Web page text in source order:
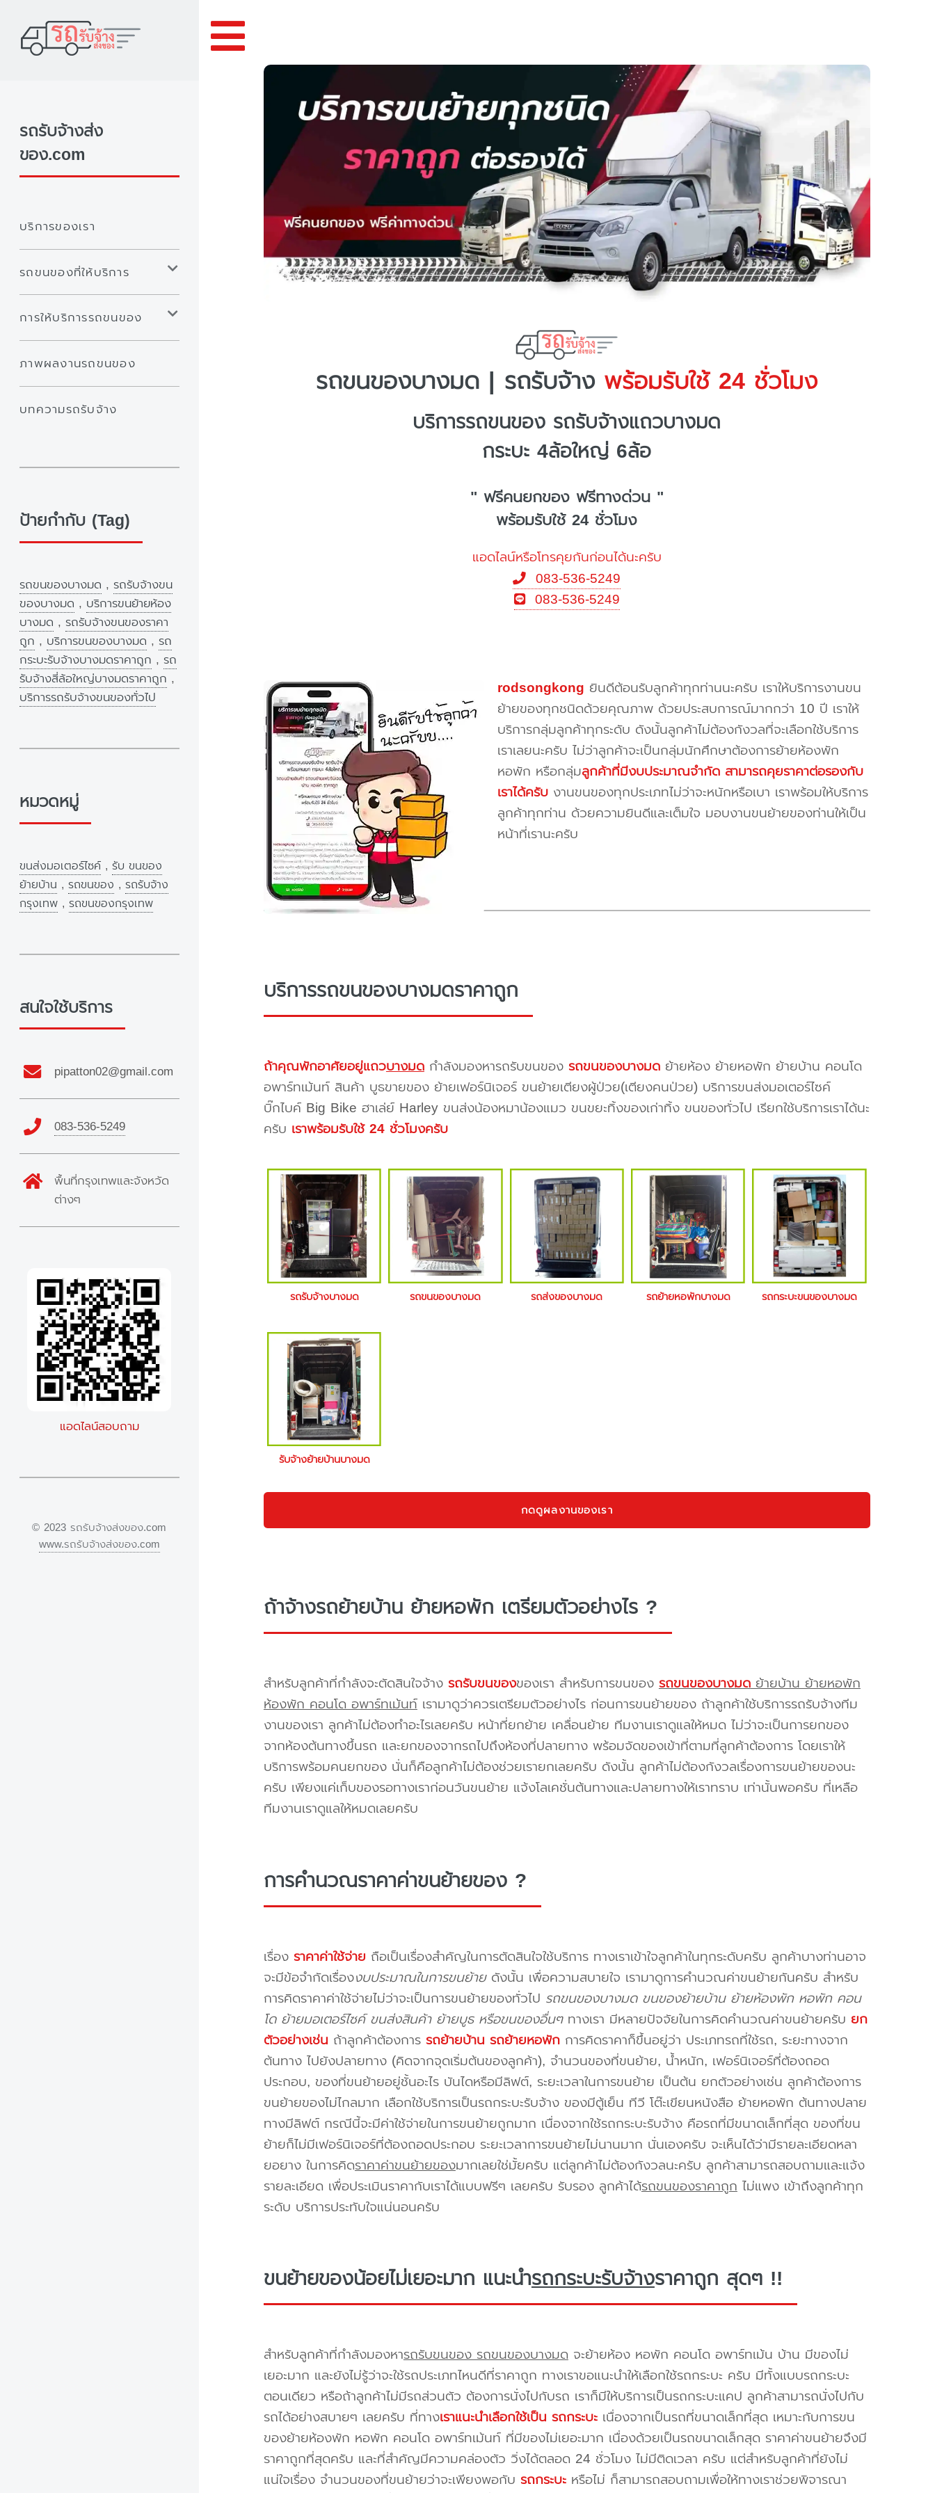
รถขนของบางมด | รถรับจ้าง พร้อมรับใช้ 24 ชั่วโมง
บริการรถขนของ รถรับจ้างแถวบางมด
กระบะ 4ล้อใหญ่ 6ล้อ
" ฟรีคนยกของ ฟรีทางด่วน "
พร้อมรับใช้ 24 ชั่วโมง
แอดไลน์หรือโทรคุยกันก่อนได้นะครับ
083-536-5249
083-536-5249
rodsongkong ยินดีต้อนรับลูกค้าทุกท่านนะครับ เราให้บริการงานขน
ย้ายของทุกชนิดด้วยคุณภาพ ด้วยประสบการณ์มากกว่า 10 ปี เราให้
บริการกลุ่มลูกค้าทุกระดับ ดังนั้นลูกค้าไม่ต้องกังวลที่จะเลือกใช้บริการ
เราเลยนะครับ ไม่ว่าลูกค้าจะเป็นกลุ่มนักศึกษาต้องการย้ายห้องพัก
หอพัก หรือกลุ่มลูกค้าที่มีงบประมาณจำกัด สามารถคุยราคาต่อรองกับ
เราได้ครับงานขนของทุกประเภทไม่ว่าจะหนักหรือเบา เราพร้อมให้บริการ
ลูกค้าทุกท่าน ด้วยความยินดีและเต็มใจ มอบงานขนย้ายของท่านให้เป็น
หน้าที่เรานะครับ
บริการรถขนของบางมดราคาถูก
ถ้าคุณพักอาศัยอยู่แถวบางมดกำลังมองหารถรับขนของ รถขนของบางมดย้ายห้อง ย้ายหอพัก ย้ายบ้าน คอนโด
อพาร์ทเม้นท์ สินค้า บูธขายของ ย้ายเฟอร์นิเจอร์ ขนย้ายเตียงผู้ป่วย(เตียงคนป่วย) บริการขนส่งมอเตอร์ไซค์
บิ๊กไบค์ Big Bike ฮาเล่ย์ Harley ขนส่งน้องหมาน้องแมว ขนขยะทิ้งของเก่าทิ้ง ขนของทั่วไป เรียกใช้บริการเราได้นะ
ครับ เราพร้อมรับใช้ 24 ชั่วโมงครับ
รถรับจ้างบางมด รถขนของบางมด รถส่งของบางมด รถย้ายหอพักบางมด รถกระบะขนของบางมด
รับจ้างย้ายบ้านบางมด
กดดูผลงานของเรา
ถ้าจ้างรถย้ายบ้าน ย้ายหอพัก เตรียมตัวอย่างไร ?
สำหรับลูกค้าที่กำลังจะตัดสินใจจ้าง รถรับขนของของเรา สำหรับการขนของ รถขนของบางมดย้ายบ้าน ย้ายหอพัก
ห้องพัก คอนโด อพาร์ทเม้นท์เรามาดูว่าควรเตรียมตัวอย่างไร ก่อนการขนย้ายของ ถ้าลูกค้าใช้บริการรถรับจ้างทีม
งานของเรา ลูกค้าไม่ต้องทำอะไรเลยครับ หน้าที่ยกย้าย เคลื่อนย้าย ทีมงานเราดูแลให้หมด ไม่ว่าจะเป็นการยกของ
จากห้องต้นทางขึ้นรถ และยกของจากรถไปถึงห้องที่ปลายทาง พร้อมจัดของเข้าที่ตามที่ลูกค้าต้องการ โดยเราให้
บริการพร้อมคนยกของ นั่นก็คือลูกค้าไม่ต้องช่วยเรายกเลยครับ ดังนั้น ลูกค้าไม่ต้องกังวลเรื่องการขนย้ายของนะ
ครับ เพียงแค่เก็บของรอทางเราก่อนวันขนย้าย แจ้งโลเคชั่นต้นทางและปลายทางให้เราทราบ เท่านั้นพอครับ ที่เหลือ
ทีมงานเราดูแลให้หมดเลยครับ
การคำนวณราคาค่าขนย้ายของ ?
เรื่อง ราคาค่าใช้จ่าย ถือเป็นเรื่องสำคัญในการตัดสินใจใช้บริการ ทางเราเข้าใจลูกค้าในทุกระดับครับ ลูกค้าบางท่านอาจ
จะมีข้อจำกัดเรื่องงบประมาณในการขนย้ายดังนั้น เพื่อความสบายใจ เรามาดูการคำนวณค่าขนย้ายกันครับ สำหรับ
การคิดราคาค่าใช้จ่ายไม่ว่าจะเป็นการขนย้ายของทั่วไป รถขนของบางมด ขนของย้ายบ้าน ย้ายห้องพัก หอพัก คอน
โด ย้ายมอเตอร์ไซค์ ขนส่งสินค้า ย้ายบูธ หรือขนของอื่นๆทางเรา มีหลายปัจจัยในการคิดคำนวณค่าขนย้ายครับ ยก
ตัวอย่างเช่น ถ้าลูกค้าต้องการ รถย้ายบ้าน รถย้ายหอพักการคิดราคาก็ขึ้นอยู่ว่า ประเภทรถที่ใช้รถ, ระยะทางจาก
ต้นทาง ไปยังปลายทาง (คิดจากจุดเริ่มต้นของลูกค้า), จำนวนของที่ขนย้าย, น้ำหนัก, เฟอร์นิเจอร์ที่ต้องถอด
ประกอบ, ของที่ขนย้ายอยู่ชั้นอะไร บันไดหรือมีลิฟต์, ระยะเวลาในการขนย้าย เป็นต้น ยกตัวอย่างเช่น ลูกค้าต้องการ
ขนย้ายของไม่ไกลมาก เลือกใช้บริการเป็นรถกระบะรับจ้าง ของมีตู้เย็น ทีวี โต๊ะเขียนหนังสือ ย้ายหอพัก ต้นทางปลาย
ทางมีลิฟต์ กรณีนี้จะมีค่าใช้จ่ายในการขนย้ายถูกมาก เนื่องจากใช้รถกระบะรับจ้าง คือรถที่มีขนาดเล็กที่สุด ของที่ขน
ย้ายก็ไม่มีเฟอร์นิเจอร์ที่ต้องถอดประกอบ ระยะเวลาการขนย้ายไม่นานมาก นั่นเองครับ จะเห็นได้ว่ามีรายละเอียดหลา
ยอยาง ในการคิดราคาค่าขนย้ายของมากเลยใช่มั้ยครับ แต่ลูกค้าไม่ต้องกังวลนะครับ ลูกค้าสามารถสอบถามและแจ้ง
รายละเอียด เพื่อประเมินราคากับเราได้แบบฟรีๆ เลยครับ รับรอง ลูกค้าได้รถขนของราคาถูกไม่แพง เข้าถึงลูกค้าทุก
ระดับ บริการประทับใจแน่นอนครับ
ขนย้ายของน้อยไม่เยอะมาก แนะนำรถกระบะรับจ้างราคาถูก สุดๆ !!
สำหรับลูกค้าที่กำลังมองหารถรับขนของ รถขนของบางมดจะย้ายห้อง หอพัก คอนโด อพาร์ทเม้น บ้าน มีของไม่
เยอะมาก และยังไม่รู้ว่าจะใช้รถประเภทไหนดีที่ราคาถูก ทางเราขอแนะนำให้เลือกใช้รถกระบะ ครับ มีทั้งแบบรถกระบะ
ตอนเดียว หรือถ้าลูกค้าไม่มีรถส่วนตัว ต้องการนั่งไปกับรถ เราก็มีให้บริการเป็นรถกระบะแคป ลูกค้าสามารถนั่งไปกับ
รถได้อย่างสบายๆ เลยครับ ที่ทางเราแนะนำเลือกใช้เป็น รถกระบะเนื่องจากเป็นรถที่ขนาดเล็กที่สุด เหมาะกับการขน
ของย้ายห้องพัก หอพัก คอนโด อพาร์ทเม้นท์ ที่มีของไม่เยอะมาก เนื่องด้วยเป็นรถขนาดเล็กสุด ราคาค่าขนย้ายจึงมี
ราคาถูกที่สุดครับ และที่สำคัญมีความคล่องตัว วิ่งได้ตลอด 24 ชั่วโมง ไม่มีติดเวลา ครับ แต่สำหรับลูกค้าที่ยังไม่
แน่ใจเรื่อง จำนวนของที่ขนย้ายว่าจะเพียงพอกับ รถกระบะหรือไม่ ก็สามารถสอบถามเพื่อให้ทางเราช่วยพิจารณา
รถรับจ้างส่ง
ของ.com
บริการของเรา
รถขนของที่ให้บริการ
การให้บริการรถขนของ
ภาพผลงานรถขนของ
บทความรถรับจ้าง
ป้ายกำกับ (Tag)
รถขนของบางมด , รถรับจ้างขน
ของบางมด , บริการขนย้ายห้อง
บางมด , รถรับจ้างขนของราคา
ถูก , บริการขนของบางมด , รถ
กระบะรับจ้างบางมดราคาถูก , รถ
รับจ้างสี่ล้อใหญ่บางมดราคาถูก ,
บริการรถรับจ้างขนของทั่วไป
หมวดหมู่
ขนส่งมอเตอร์ไซค์ , รับ ขนของ
ย้ายบ้าน , รถขนของ , รถรับจ้าง
กรุงเทพ , รถขนของกรุงเทพ
สนใจใช้บริการ
pipatton02@gmail.com
083-536-5249
พื้นที่กรุงเทพและจังหวัด
ต่างๆ
แอดไลน์สอบถาม
© 2023 รถรับจ้างส่งของ.com
www.รถรับจ้างส่งของ.com